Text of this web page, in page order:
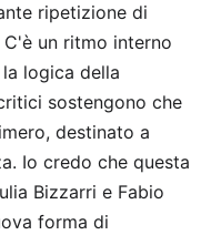
ripetizione di
un ritmo interno
logica della
sostengono che
destinato a
Io credo che questa
Bizzarri e Fabio
forma di